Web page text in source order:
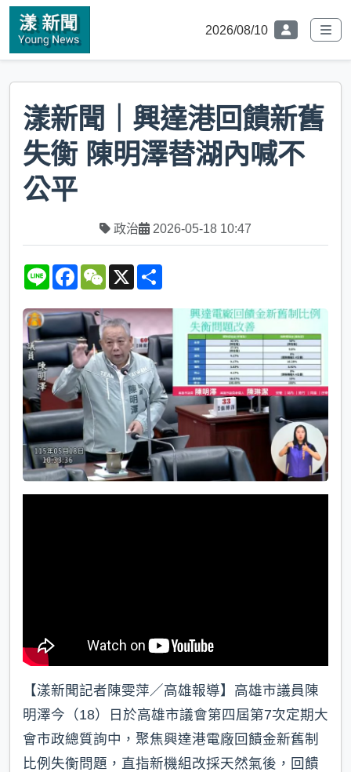
2026/08/10
漾新聞｜興達港回饋新舊
失衡 陳明澤替湖內喊不
公平
政治 2026-05-18 10:47
L
e
F
e
b
o
o
k
W
h
a
t
X
r
e
【漾新聞記者陳雯萍／高雄報導】高雄市議員陳
明澤今（18）日於高雄市議會第四屆第7次定期大
會市政總質詢中，聚焦興達港電廠回饋金新舊制
比例失衡問題，直指新機組改採天然氣後，回饋